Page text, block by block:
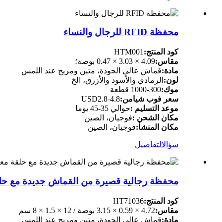
محفظة RFID للرجال والنساء
كود المنتج: HTM001
مقاس:4.09 × 3.03 × 0.47 بوصة؛
مادة:قماش عالي الجودة، متين ومريح عند اللمس
لون: الرمادي والأسود والأزرق، الخ
موك:300-1000 قطعة
سعر فوب شيامن:USD2.8-4.8
موعد التسليم :حوالي 35-45 يوما
مكان الشحن :فوجيان، الصين
مكان المنشأ:فوجيان، الصين
سؤالالتفاصيل
محفظة رجالية قصيرة من القماش جديدة مع
كود المنتج:HT71036
مقاس:4.72 × 0.59 × 3.15 بوصة / 12 × 1.5 × 8 سم
مادة:قماش عالي الجودة، متين ومريح عند اللمس